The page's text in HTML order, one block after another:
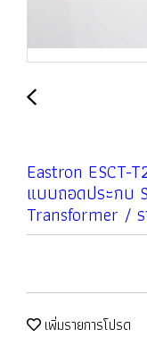
Eastron ESCT-
แบบถอดประกบ
Transformer / ร
เพิ่มรายการโปรด